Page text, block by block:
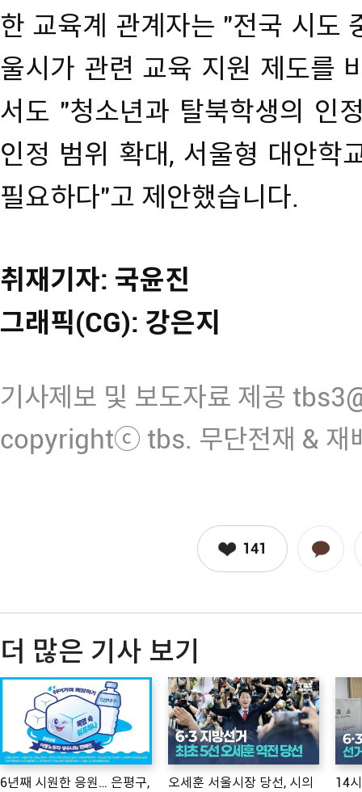
한 교육계 관계자는 "전국 시도
울시가 관련 교육 지원 제도를
서도 "청소년과 탈북학생의 인
인정 범위 확대, 서울형 대안학
필요하다"고 제안했습니다.
취재기자: 국윤진
그래픽(CG): 강은지
기사제보 및 보도자료 제공
copyrightⓒ tbs. 무단전재 & 재
141
더 많은 기사 보기
6년째 시원한 응원… 은평구,
오세훈 서울시장 당선, 시의
14